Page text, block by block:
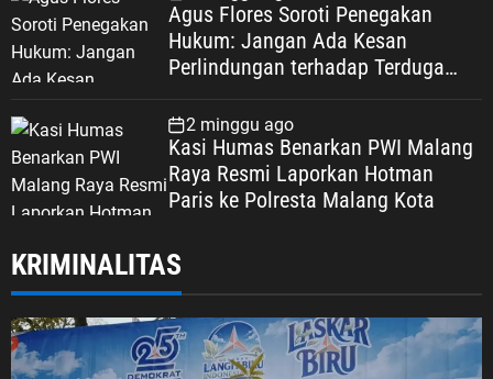
Agus Flores Soroti Penegakan
Hukum: Jangan Ada Kesan
Perlindungan terhadap Terduga
Dipertaruhkan
2 minggu ago
Kasi Humas Benarkan PWI Malang
Raya Resmi Laporkan Hotman
Paris ke Polresta Malang Kota
KRIMINALITAS